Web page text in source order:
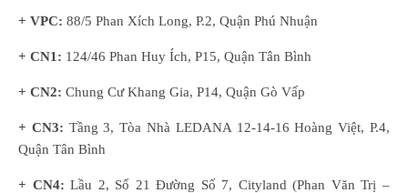
+ VPC: 88/5 Phan Xích Long, P.2, Quận Phú Nhuận
+ CN1: 124/46 Phan Huy Ích, P15, Quận Tân Bình
+ CN2: Chung Cư Khang Gia, P14, Quận Gò Vấp
+ CN3: Tầng 3, Tòa Nhà LEDANA 12-14-16 Hoàng Việt, P.4,
Quận Tân Bình
+ CN4:Lầu 2, Số 21 Đường Số 7, Cityland (Phan Văn Trị –